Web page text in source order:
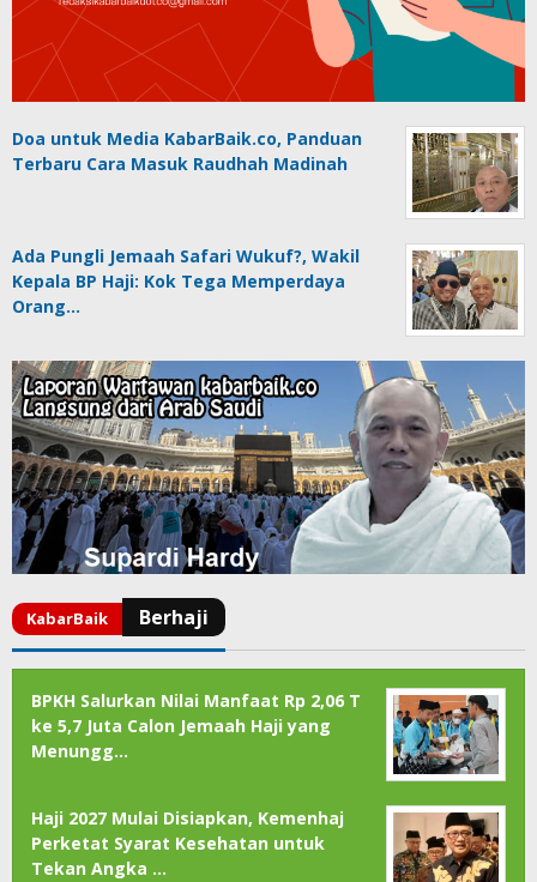
Doa untuk Media KabarBaik.co, Panduan
Terbaru Cara Masuk Raudhah Madinah
Ada Pungli Jemaah Safari Wukuf?, Wakil
Kepala BP Haji: Kok Tega Memperdaya
Orang…
BPKH Salurkan Nilai Manfaat Rp 2,06 T
ke 5,7 Juta Calon Jemaah Haji yang
Menungg…
Haji 2027 Mulai Disiapkan, Kemenhaj
Perketat Syarat Kesehatan untuk
Tekan Angka …